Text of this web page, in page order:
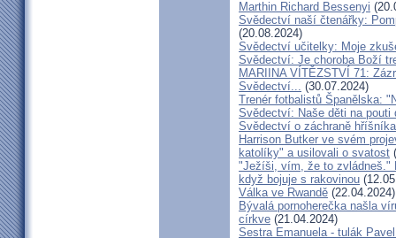
Marthin Richard Bessenyi
Svědectví naší čtenářky:
(20.08.2024)
Svědectví učitelky: Moje
Svědectví: Je choroba Boží
MARIINA VÍTĚZSTVÍ 71:
Svědectví... (30.07.2024)
Trenér fotbalistů Španělska:
Svědectví: Naše děti na pouti
Svědectví o záchraně
Harrison Butker ve svém
katolíky" a usilovali o svatost
"Ježíši, vím, že to zvládneš."
když bojuje s rakovinou
Válka ve Rwandě (22.04.2024)
Bývalá pornoherečka našla
církve (21.04.2024)
Sestra Emanuela - tulák